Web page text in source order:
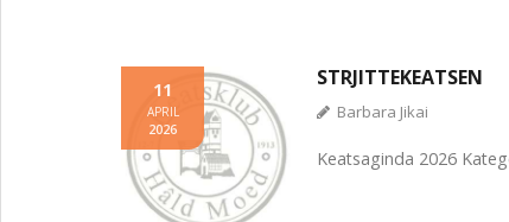
STRJITTEKEATSEN
11
APRIL
2026
Barbara Jikai
Keatsaginda 2026